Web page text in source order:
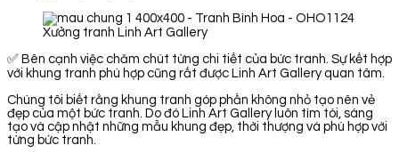
Xưởng tranh Linh Art Gallery
✅ Bên cạnh việc chăm chút từng chi tiết của bức tranh. Sự kết hợp
với khung tranh phù hợp cũng rất được Linh Art Gallery quan tâm.
Chúng tôi biết rằng khung tranh góp phần không nhỏ tạo nên vẻ
đẹp của một bức tranh. Do đó Linh Art Gallery luôn tìm tòi, sáng
tạo và cập nhật những mẫu khung đẹp, thời thượng và phù hợp với
từng bức tranh.